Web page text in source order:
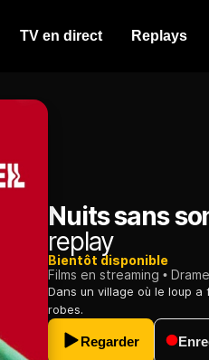
TV en direct Replays
Nuits sans
replay
Bientôt disponible
Films en streaming
Drame
Dans un village où le loup
robes.
Regarder